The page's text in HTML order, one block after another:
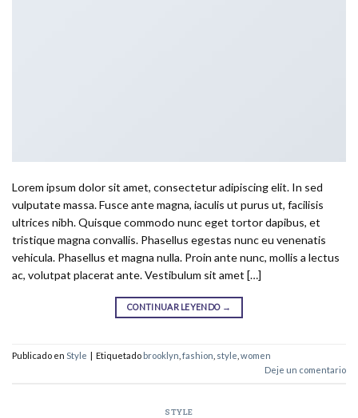
Lorem ipsum dolor sit amet, consectetur adipiscing elit. In sed
vulputate massa. Fusce ante magna, iaculis ut purus ut, facilisis
ultrices nibh. Quisque commodo nunc eget tortor dapibus, et
tristique magna convallis. Phasellus egestas nunc eu venenatis
vehicula. Phasellus et magna nulla. Proin ante nunc, mollis a lectus
ac, volutpat placerat ante. Vestibulum sit amet […]
CONTINUAR LEYENDO →
Publicado en Style Etiquetado brooklyn fashion style women
Deje un comentario
STYLE